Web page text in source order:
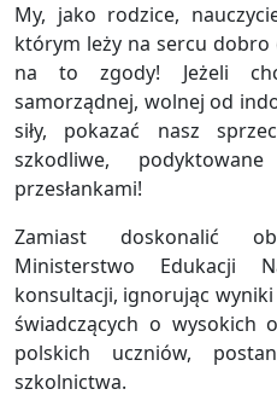
My, jako rodzice,
którym leży na sercu dobro
na to zgody! Jeżeli
samorządnej, wolnej od
siły, pokazać nasz
szkodliwe,
przesłankami!
Zamiast doskonalić
Ministerstwo Edukacji
konsultacji, ignorując
świadczących o wysokich
polskich uczniów,
szkolnictwa.